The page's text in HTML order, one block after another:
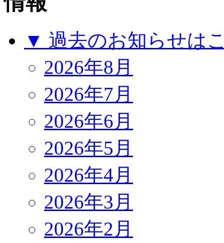
▼ 過去のお知らせは
2026年8月
2026年7月
2026年6月
2026年5月
2026年4月
2026年3月
2026年2月